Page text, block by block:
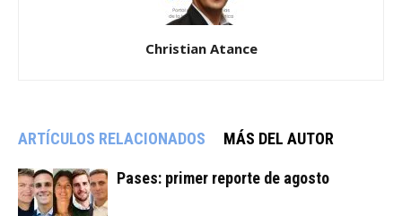
Christian Atance
ARTÍCULOS RELACIONADOS MÁS DEL AUTOR
Pases: primer reporte de agosto